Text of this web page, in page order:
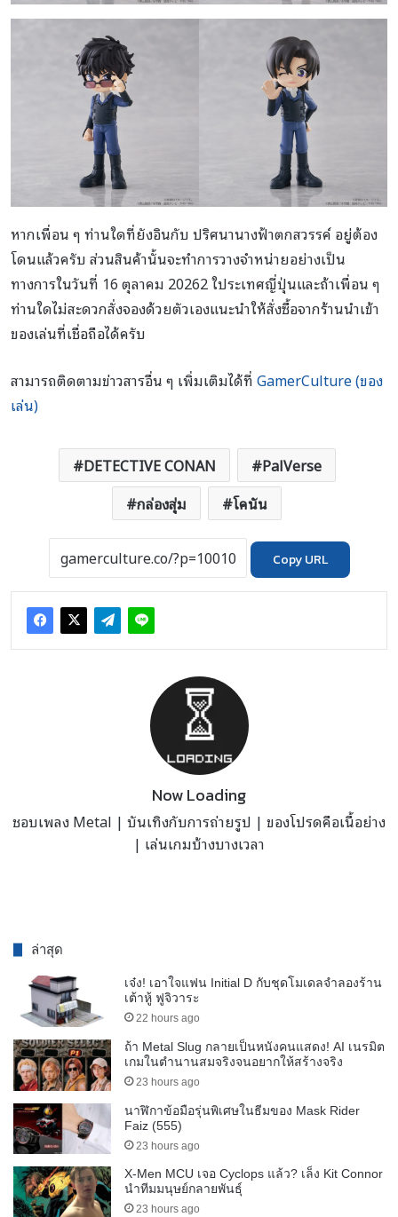
หากเพื่อน ๆ ท่านใดที่ยังอินกับ ปริศนานางฟ้าตกสวรรค์ อยู่ต้อง
โดนแล้วครับ ส่วนสินค้านั้นจะทำการวางจำหน่ายอย่างเป็น
ทางการในวันที่ 16 ตุลาคม 20262 ใประเทศญี่ปุ่นและถ้าเพื่อน ๆ
ท่านใดไม่สะดวกสั่งจองด้วยตัวเองแนะนำให้สั่งซื้อจากร้านนำเข้า
ของเล่นที่เชื่อถือได้ครับ
สามารถติดตามข่าวสารอื่น ๆ เพิ่มเติมได้ที่GamerCulture (ของ
เล่น)
DETECTIVE CONAN
PalVerse
กล่องสุ่ม
โคนัน
Copy URL
Now Loading
ชอบเพลง Metal | บันเทิงกับการถ่ายรูป | ของโปรดคือเนื้อย่าง
| เล่นเกมบ้างบางเวลา
ล่าสุด
เจ๋ง! เอาใจแฟน Initial D กับชุดโมเดลจำลองร้าน
เต้าหู้ ฟูจิวาระ
22 hours ago
ถ้า Metal Slug กลายเป็นหนังคนแสดง! AI เนรมิต
เกมในตำนานสมจริงจนอยากให้สร้างจริง
23 hours ago
นาฬิกาข้อมือรุ่นพิเศษในธีมของ Mask Rider
Faiz (555)
23 hours ago
X-Men MCU เจอ Cyclops แล้ว? เล็ง Kit Connor
นำทีมมนุษย์กลายพันธุ์
23 hours ago